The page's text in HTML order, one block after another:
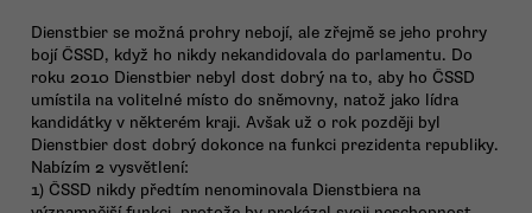
Dienstbier se možná prohry nebojí, ale zřejmě se jeho prohry
bojí ČSSD, když ho nikdy nekandidovala do parlamentu. Do
roku 2010 Dienstbier nebyl dost dobrý na to, aby ho ČSSD
umístila na volitelné místo do sněmovny, natož jako lídra
kandidátky v některém kraji. Avšak už o rok později byl
Dienstbier dost dobrý dokonce na funkci prezidenta republiky.
Nabízím 2 vysvětlení:
1) ČSSD nikdy předtím nenominovala Dienstbiera na